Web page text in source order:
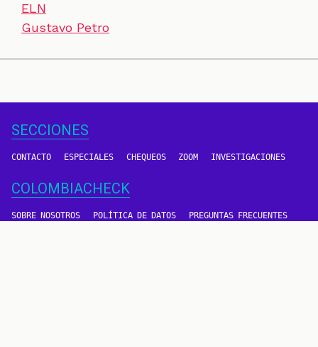
ELN
Gustavo Petro
SECCIONES
CONTACTO ESPECIALES CHEQUEOS ZOOM INVESTIGACIONES
COLOMBIACHECK
SOBRE NOSOTROS POLÍTICA DE DATOS PREGUNTAS FRECUENTES